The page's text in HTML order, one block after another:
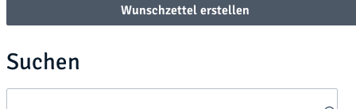
Wunschzettel erstellen
Suchen